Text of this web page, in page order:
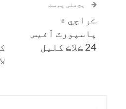
پچھلی پوسٹ
ڪراچي ۾
پاسپورٽ آفيس
24 ڪلاڪ کليل